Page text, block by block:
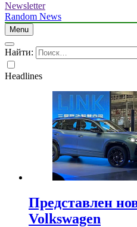
Newsletter
Random News
Menu
Найти:
Headlines
Представлен
Volkswagen